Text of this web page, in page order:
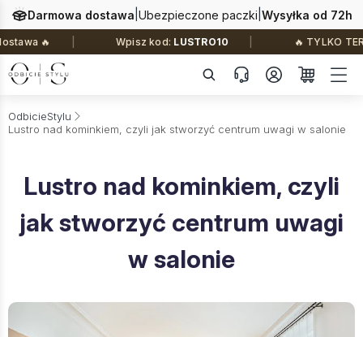
Darmowa dostawa Ubezpieczone paczki Wysyłka od 72h
🔥 Wpisz kod: LUSTRO10 🔥 TYLKO
OdbicieStylu
Lustro nad kominkiem, czyli jak stworzyć centrum uwagi w salonie
Lustro nad kominkiem, czyli
jak stworzyć centrum uwagi
w salonie